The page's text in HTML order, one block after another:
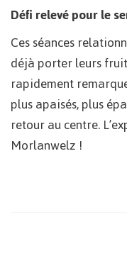
Défi relevé pour le
Ces séances
déjà porter leurs
rapidement
plus apaisés, plus
retour au centre.
Morlanwelz !